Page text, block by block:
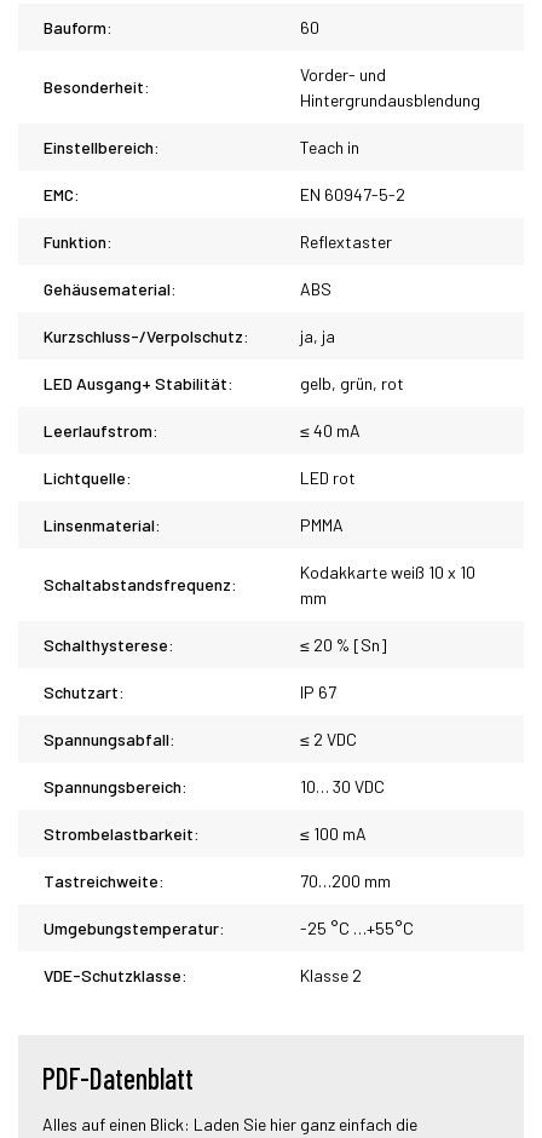
Bauform: 60
Besonderheit:
Vorder- und
Hintergrundausblendung
Einstellbereich: Teach in
EMC: EN 60947-5-2
Funktion: Reflextaster
Gehäusematerial: ABS
Kurzschluss-/Verpolschutz: ja, ja
LED Ausgang+ Stabilität: gelb, grün, rot
Leerlaufstrom: ≤ 40 mA
Lichtquelle: LED rot
Linsenmaterial: PMMA
Schaltabstandsfrequenz:
Kodakkarte weiß 10 x 10
mm
Schalthysterese: ≤ 20 % [Sn]
Schutzart: IP 67
Spannungsabfall: ≤ 2 VDC
Spannungsbereich: 10… 30 VDC
Strombelastbarkeit: ≤ 100 mA
Tastreichweite: 70…200 mm
Umgebungstemperatur: -25 °C …+55°C
VDE-Schutzklasse: Klasse 2
PDF-Datenblatt
Alles auf einen Blick: Laden Sie hier ganz einfach die